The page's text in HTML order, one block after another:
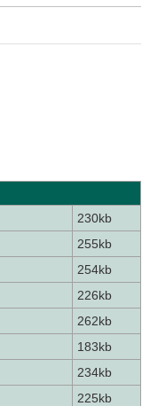
230kb
255kb
254kb
226kb
262kb
183kb
234kb
225kb